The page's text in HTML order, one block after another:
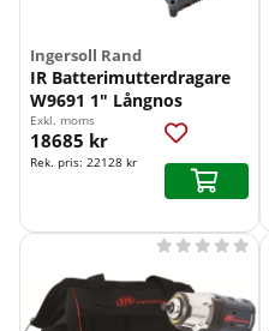
Ingersoll Rand
IR Batterimutterdragare
W9691 1" Långnos
Exkl. moms
18685 kr
Rek. pris: 22128 kr
    